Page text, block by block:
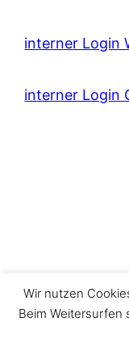
interner Login
interner Login
Wir nutzen
Beim Weitersurfen